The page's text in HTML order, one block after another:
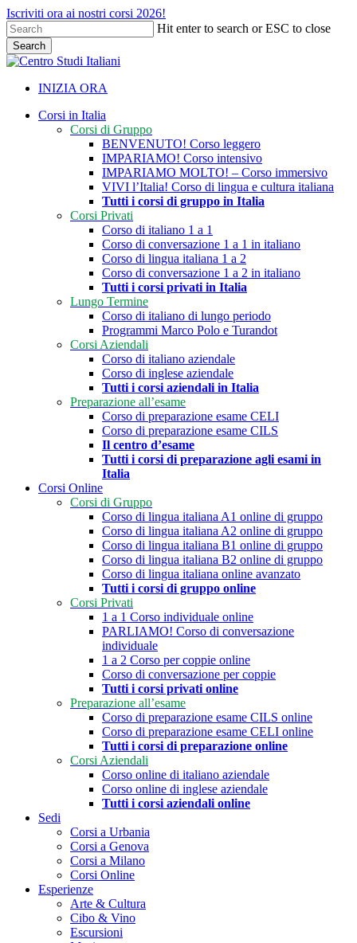
Skip
to
main
content
Iscriviti ora ai nostri corsi 2026!
Hit enter to search or ESC to close
Search
Close
INIZIA ORA
search
Menu
Corsi in Italia
Corsi di Gruppo
BENVENUTO! Corso leggero
IMPARIAMO! Corso intensivo
IMPARIAMO MOLTO! – Corso immersivo
VIVI l’Italia! Corso di lingua e cultura italiana
Tutti i corsi di gruppo in Italia
Corsi Privati
Corso di italiano 1 a 1
Corso di conversazione 1 a 1 in italiano
Corso di lingua italiana 1 a 2
Corso di conversazione 1 a 2 in italiano
Tutti i corsi privati in Italia
Lungo Termine
Corso di italiano di lungo periodo
Programmi Marco Polo e Turandot
Corsi Aziendali
Corso di italiano aziendale
Corso di inglese aziendale
Tutti i corsi aziendali in Italia
Preparazione all’esame
Corso di preparazione esame CELI
Corso di preparazione esame CILS
Il centro d’esame
Tutti i corsi di preparazione agli esami in
Italia
Corsi Online
Corsi di Gruppo
Corso di lingua italiana A1 online di gruppo
Corso di lingua italiana A2 online di gruppo
Corso di lingua italiana B1 online di gruppo
Corso di lingua italiana B2 online di gruppo
Corso di lingua italiana online avanzato
Tutti i corsi di gruppo online
Corsi Privati
1 a 1 Corso individuale online
PARLIAMO! Corso di conversazione
individuale
1 a 2 Corso per coppie online
Corso di conversazione per coppie
Tutti i corsi privati online
Preparazione all’esame
Corso di preparazione esame CILS online
Corso di preparazione esame CELI online
Tutti i corsi di preparazione online
Corsi Aziendali
Corso online di italiano aziendale
Corso online di inglese aziendale
Tutti i corsi aziendali online
Sedi
Corsi a Urbania
Corsi a Genova
Corsi a Milano
Corsi Online
Esperienze
Arte & Cultura
Cibo & Vino
Escursioni